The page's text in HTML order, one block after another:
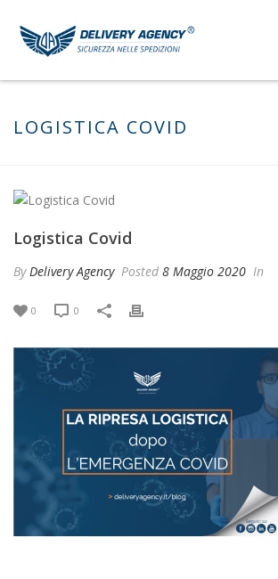
LOGISTICA COVID
Logistica Covid
By Delivery Agency Posted 8 Maggio 2020 In
0 0